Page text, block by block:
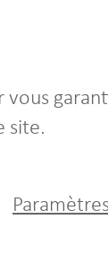
Dottignies.
vous
site.
Paramètres